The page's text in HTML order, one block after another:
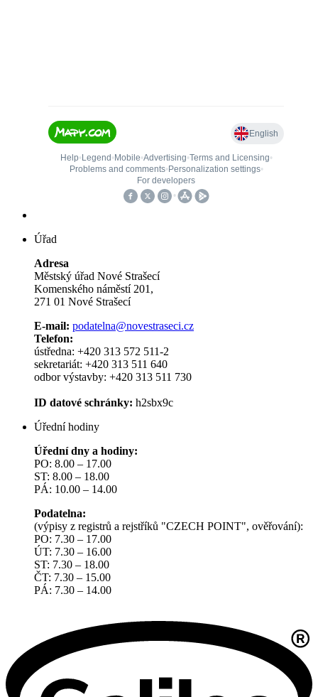
Úřad
Adresa
Městský úřad Nové Strašecí
Komenského náměstí 201,
271 01 Nové Strašecí
E-mail: podatelna@novestraseci.cz
Telefon:
ústředna: +420 313 572 511-2
sekretariát: +420 313 511 640
odbor výstavby: +420 313 511 730
ID datové schránky: h2sbx9c
Úřední hodiny
Úřední dny a hodiny:
PO: 8.00 – 17.00
ST: 8.00 – 18.00
PÁ: 10.00 – 14.00
Podatelna:
(výpisy z registrů a rejstříků "CZECH POINT", ověřování):
PO: 7.30 – 17.00
ÚT: 7.30 – 16.00
ST: 7.30 – 18.00
ČT: 7.30 – 15.00
PÁ: 7.30 – 14.00